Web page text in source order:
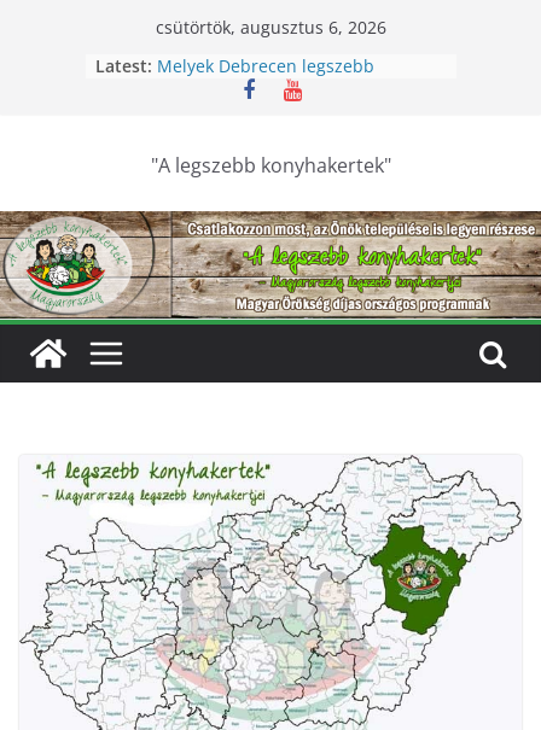
csütörtök, augusztus 6, 2026
Latest: Melyek Debrecen legszebb
konyhakertjei?
Szurdokpüspöki – Igazi csoda ez a
nevelik a természet szeretetére a
legkisebbeket
Keresik Debrecen legszebb
konyhakertjeit
Debrecen – Ültess, gondozd, nyerj:
Debrecen legszebb konyhakertjeit
"A legszebb konyhakertek"